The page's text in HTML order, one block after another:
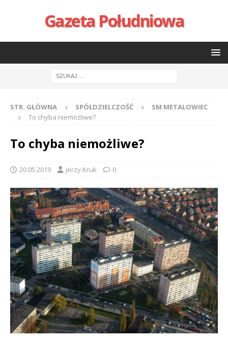
Gazeta Południowa
STR. GŁÓWNA SPÓŁDZIELCZOŚĆ
SM METALOWIEC
To chyba niemożliwe?
To chyba niemożliwe?
20.05.2019 Jerzy Kruk 0